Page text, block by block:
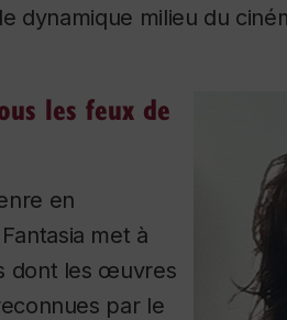
dynamique milieu du
les feux de
en
met à
dont les œuvres
par le